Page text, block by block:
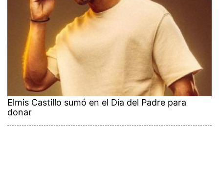
Elmis Castillo sumó en el Día del Padre para
donar